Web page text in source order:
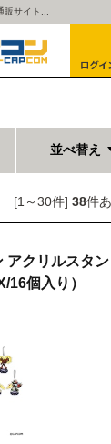
サイト...
並べ替え
[1～30件] 38件
アクリルスタ
16個入り）